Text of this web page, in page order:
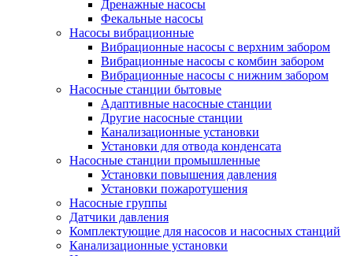
Дренажные насосы
Фекальные насосы
Насосы вибрационные
Вибрационные насосы с верхним забором
Вибрационные насосы с комбин забором
Вибрационные насосы с нижним забором
Насосные станции бытовые
Адаптивные насосные станции
Другие насосные станции
Канализационные установки
Установки для отвода конденсата
Насосные станции промышленные
Установки повышения давления
Установки пожаротушения
Насосные группы
Датчики давления
Комплектующие для насосов и насосных станций
Канализационные установки